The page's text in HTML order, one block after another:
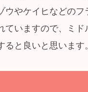
ウやケイヒなどの
ていますので、ミ
と良いと思います。